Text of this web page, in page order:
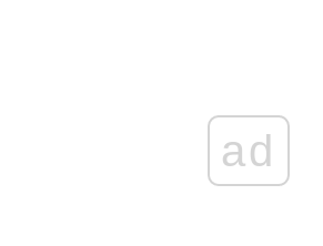
ad